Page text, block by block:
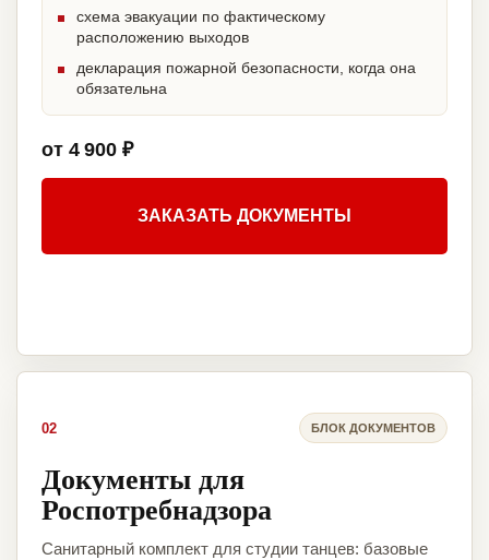
схема эвакуации по фактическому
расположению выходов
декларация пожарной безопасности, когда она
обязательна
от 4 900 ₽
ЗАКАЗАТЬ ДОКУМЕНТЫ
02 БЛОК ДОКУМЕНТОВ
Документы для
Роспотребнадзора
Санитарный комплект для студии танцев: базовые